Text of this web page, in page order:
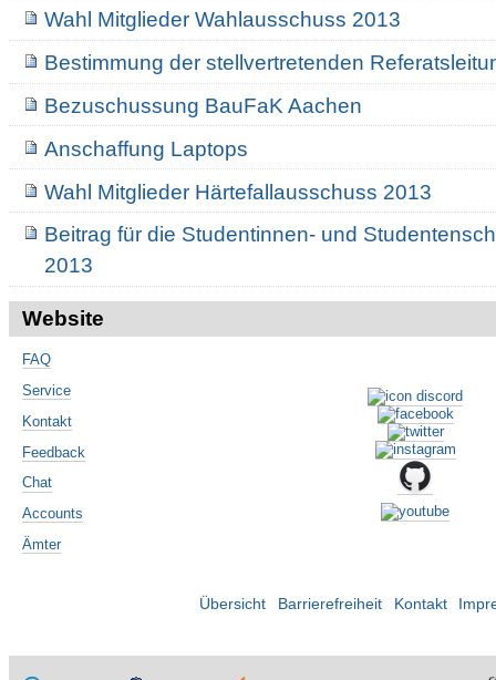
Wahl Mitglieder Wahlausschuss 2013
Bestimmung der stellvertretenden
Bezuschussung BauFaK Aachen
Anschaffung Laptops
Wahl Mitglieder Härtefallausschuss 2013
Beitrag für die Studentinnen- und
2013
Website
FAQ
Service
Kontakt
Feedback
Chat
Accounts
Ämter
Übersicht Barrierefreiheit Kontakt